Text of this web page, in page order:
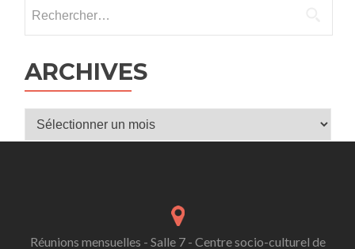
ARCHIVES
Archives
Réunions mensuelles - Salle 7 - Centre socio-culturel de